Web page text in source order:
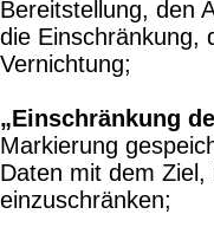
Bereitstellung, den
die Einschränkung,
Vernichtung;
„Einschränkung
Markierung
Daten mit dem
einzuschränken;